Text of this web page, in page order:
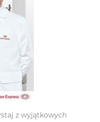
z wyjątkowych